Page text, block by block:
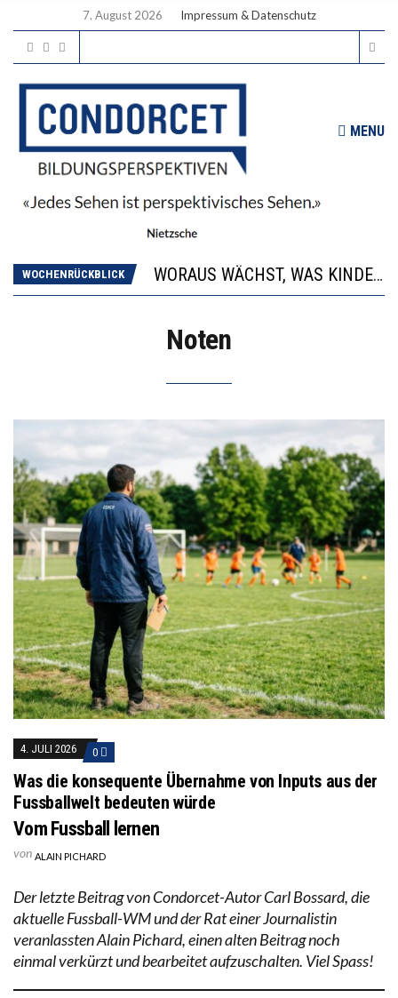
7. August 2026 Impressum & Datenschutz
MENU
WOCHENRÜCKBLICK
“WIR BEOBACHTEN EINEN REGELRECHTEN STURZFLUG BEI DEN LERNLEISTUNGEN”
DIE VERSTÄRKTE HARMONISIERUNG IM SCHULWESEN VERRINGERT DAS INNOVATIONSPOTENZIAL
Noten
4. JULI 2026 0
Was die konsequente Übernahme von Inputs aus der
Fussballwelt bedeuten würde
Vom Fussball lernen
von ALAIN PICHARD
Der letzte Beitrag von Condorcet-Autor Carl Bossard, die
aktuelle Fussball-WM und der Rat einer Journalistin
veranlassten Alain Pichard, einen alten Beitrag noch
einmal verkürzt und bearbeitet aufzuschalten. Viel Spass!